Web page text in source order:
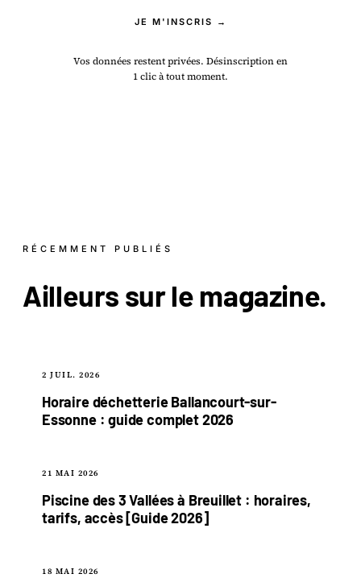
JE M'INSCRIS →
Vos données restent privées. Désinscription en
1 clic à tout moment.
RÉCEMMENT PUBLIÉS
Ailleurs sur lemagazine.
2 JUIL. 2026
Horaire déchetterie Ballancourt-sur-
Essonne : guide complet 2026
21 MAI 2026
Piscine des 3 Vallées à Breuillet : horaires,
tarifs, accès [Guide 2026]
18 MAI 2026